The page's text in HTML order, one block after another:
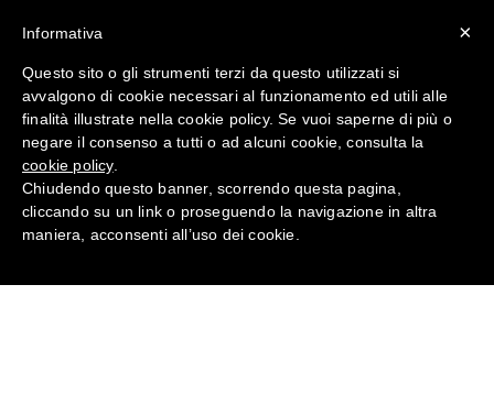
Antinfortunistica Mascherine
FFP2 con valvola 8822 da
Home RESPIRAZIONE
×
Informativa
Questo sito o gli strumenti terzi da questo utilizzati si
avvalgono di cookie necessari al funzionamento ed utili alle
finalità illustrate nella cookie policy. Se vuoi saperne di più o
negare il consenso a tutti o ad alcuni cookie, consulta la
cookie policy.
Chiudendo questo banner, scorrendo questa pagina,
cliccando su un link o proseguendo la navigazione in altra
maniera, acconsenti all’uso dei cookie.